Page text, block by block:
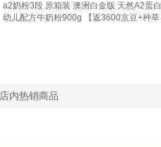
a2奶粉3段 原箱装 澳洲白金版 天然A2蛋白
幼儿配方牛奶粉900g 【返3600京豆+种草
店内热销商品